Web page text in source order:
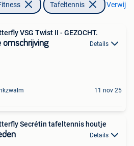
Tafeltennis
Butterfly VSG Twist II - GEZOCHT.
omschrijving Details
11 nov 25
Secrétin tafeltennis houtje
Details